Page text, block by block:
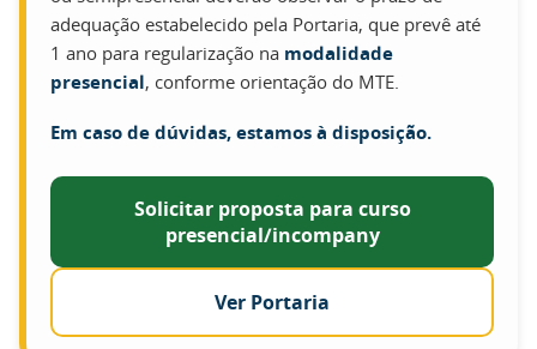
adequação estabelecido pela Portaria, que prevê até
1 ano para regularização na modalidade
presencial, conforme orientação do MTE.
Em caso de dúvidas, estamos à disposição.
Solicitar proposta para curso
presencial/incompany
Ver Portaria